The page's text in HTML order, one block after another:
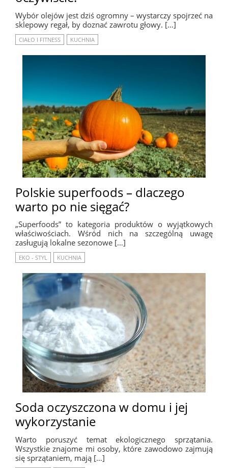
Wybór olejów jest dziś ogromny – wystarczy spojrzeć na
sklepowy regał, by doznać zawrotu głowy. […]
CIAŁO I FITNESS KUCHNIA
Polskie superfoods – dlaczego
warto po nie sięgać?
„Superfoods” to kategoria produktów o wyjątkowych
właściwościach. Wśród nich na szczególną uwagę
zasługują lokalne sezonowe […]
EKO - STYL KUCHNIA
Soda oczyszczona w domu i jej
wykorzystanie
Warto poruszyć temat ekologicznego sprzątania.
Wszystkie znajome mi osoby, które zawodowo zajmują
się sprzątaniem, mają […]